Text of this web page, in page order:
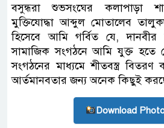
বসুন্ধরা শুভসংঘের কলাপাড়া
মুক্তিযোদ্ধা আব্দুল মোতালেব
হিসেবে আমি গর্বিত যে, দানবীর
সামাজিক সংগঠনে আমি যুক্ত হতে
সংগঠনের মাধ্যমে শীতবস্ত্র বিতরণ
আর্তমানবতার জন্য অনেক কিছুই
Download